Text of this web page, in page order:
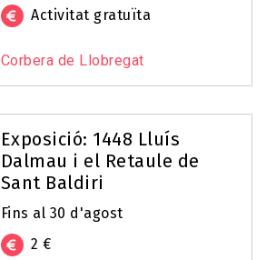
Activitat gratuïta
Corbera de Llobregat
Exposició: 1448 Lluís
Dalmau i el Retaule de
Sant Baldiri
Fins al 30 d'agost
2 €